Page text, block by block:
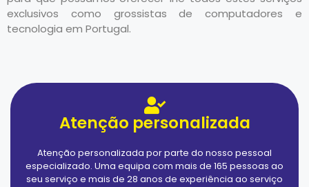
exclusivos como grossistas de computadores e
tecnologia em Portugal.
Atenção personalizada
Atenção personalizada por parte do nosso pessoal
especializado. Uma equipa com mais de 165 pessoas ao
seu serviço e mais de 28 anos de experiência ao serviço